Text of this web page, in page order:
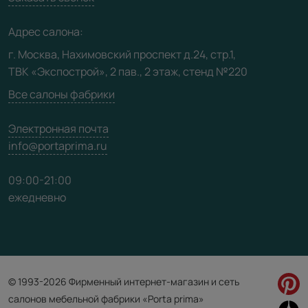
Карта сайта
Адрес салона:
г. Москва, Нахимовский проспект д.24, стр.1,
ТВК «Экспострой», 2 пав., 2 этаж, стенд №220
Все салоны фабрики
Электронная почта
info@portaprima.ru
09:00-21:00
ежедневно
© 1993-2026 Фирменный интернет-магазин и сеть
салонов мебельной фабрики «Porta prima»